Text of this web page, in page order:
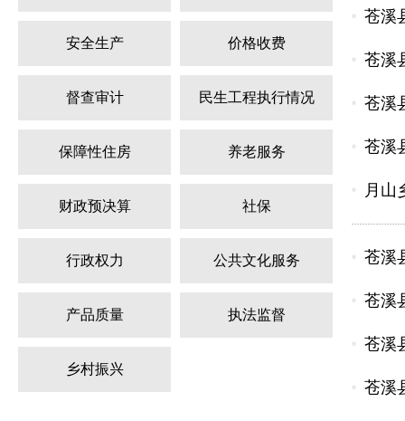
安全生产 价格收费
督查审计 民生工程执行情况
保障性住房 养老服务
财政预决算 社保
行政权力 公共文化服务
产品质量 执法监督
乡村振兴
苍溪
苍溪
苍溪
苍溪
月山
苍溪
苍溪
苍溪
苍溪